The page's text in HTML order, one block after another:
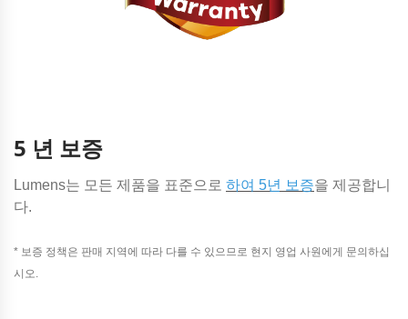
5 년 보증
Lumens는 모든 제품을 표준으로 하여 5년 보증을 제공합니
다.
* 보증 정책은 판매 지역에 따라 다를 수 있으므로 현지 영업 사원에게 문의하십
시오.